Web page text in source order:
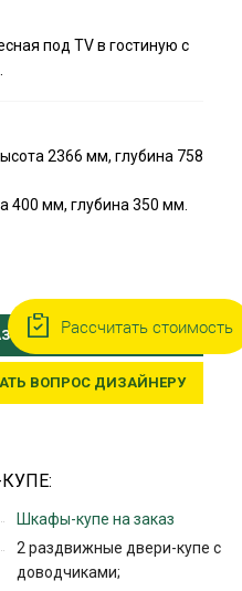
под TV в гостиную с
2366 мм, глубина 758
400 мм, глубина 350 мм.
ВЫЕЗД ДИЗАЙНЕРА
ВОПРОС ДИЗАЙНЕРУ
Шкафы-купе на заказ
2 раздвижные двери-купе с
доводчиками;
Рассчитать стоимость